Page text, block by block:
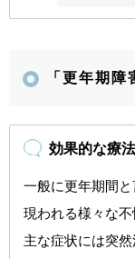
「更年期
効果的な療
一般に更年期間
現われる様々な不
主な症状には突